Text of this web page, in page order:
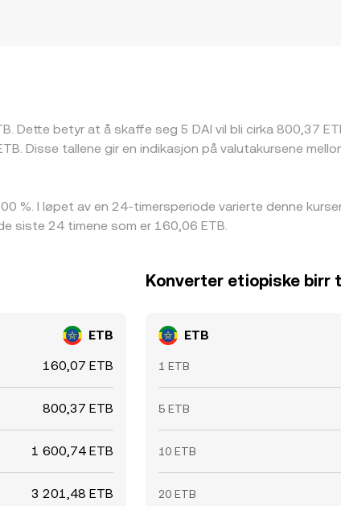
Dette betyr at å skaffe seg 5 DAI vil bli cirka 800,37
Disse tallene gir en indikasjon på valutakursene
%. I løpet av en 24-timersperiode varierte denne
siste 24 timene som er 160,06 ETB.
ETB
160,07 ETB
800,37 ETB
1 600,74 ETB
3 201,48 ETB
Konverter etiopiske birr
ETB
1 ETB
5 ETB
10 ETB
20 ETB